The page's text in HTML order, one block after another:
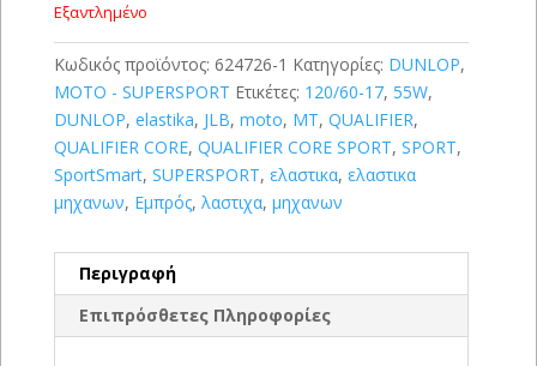
Εξαντλημένο
Κωδικός προϊόντος: 624726-1 Κατηγορίες: DUNLOP,
MOTO - SUPERSPORT Ετικέτες: 120/60-17, 55W,
DUNLOP, elastika, JLB, moto, MT, QUALIFIER,
QUALIFIER CORE, QUALIFIER CORE SPORT, SPORT,
SportSmart, SUPERSPORT, ελαστικα, ελαστικα
μηχανων, Εμπρός, λαστιχα, μηχανων
Περιγραφή
Επιπρόσθετες Πληροφορίες